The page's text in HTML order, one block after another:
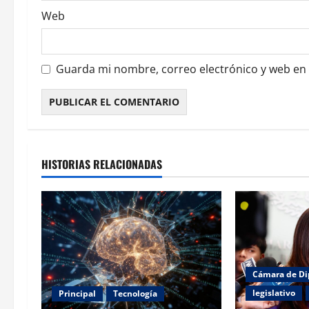
a
d
a
s
Web
Guarda mi nombre, correo electrónico y web
HISTORIAS RELACIONADAS
Principal Tecnología
Cámara de
legislativo